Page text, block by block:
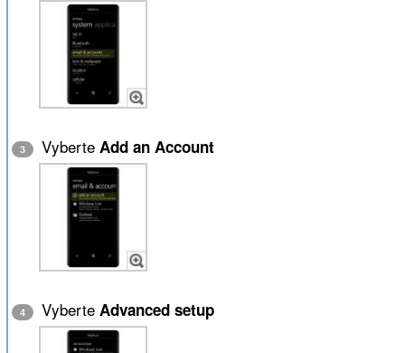
3 Vyberte Add an Account
4 Vyberte Advanced setup